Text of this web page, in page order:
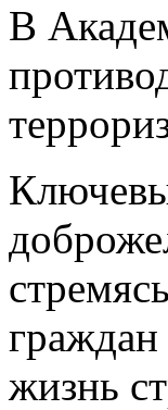
В
жизнь